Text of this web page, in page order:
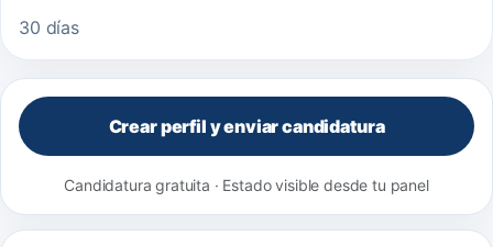
30 días
Crear perfil y enviar candidatura
Candidatura gratuita · Estado visible desde tu panel